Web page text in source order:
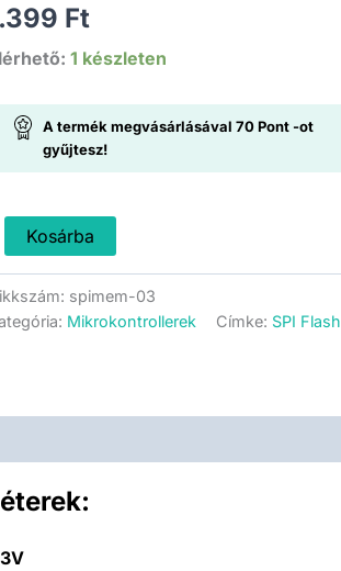
Ft
1 készleten
A termék megvásárlásával 70Pont-ot
gyűjtesz!
Kosárba
spimem-03
Mikrokontrollerek Címke: SPI Flash